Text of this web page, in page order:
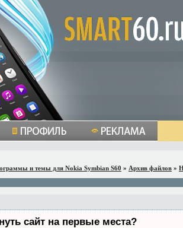
и темы для Nokia Symbian S60 » Архив файлов »
сайт на первые места?